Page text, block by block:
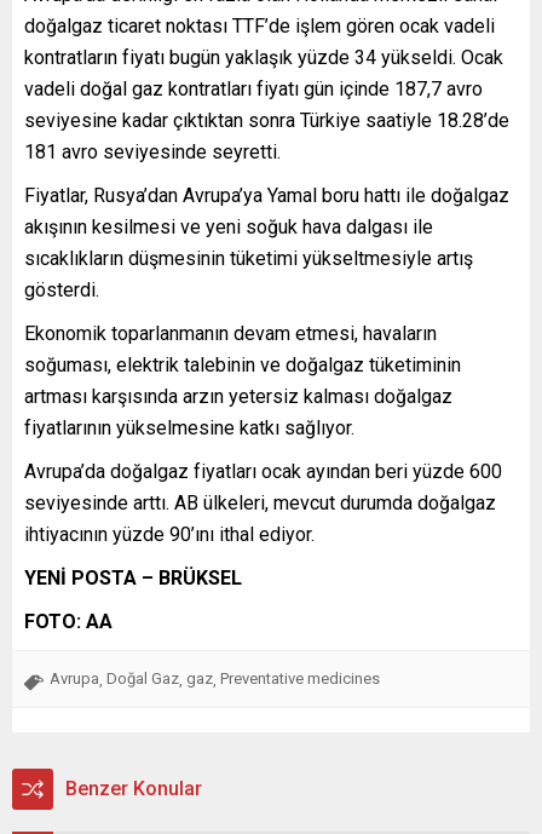
doğalgaz ticaret noktası TTF’de işlem gören ocak vadeli
kontratların fiyatı bugün yaklaşık yüzde 34 yükseldi. Ocak
vadeli doğal gaz kontratları fiyatı gün içinde 187,7 avro
seviyesine kadar çıktıktan sonra Türkiye saatiyle 18.28’de
181 avro seviyesinde seyretti.
Fiyatlar, Rusya’dan Avrupa’ya Yamal boru hattı ile doğalgaz
akışının kesilmesi ve yeni soğuk hava dalgası ile
sıcaklıkların düşmesinin tüketimi yükseltmesiyle artış
gösterdi.
Ekonomik toparlanmanın devam etmesi, havaların
soğuması, elektrik talebinin ve doğalgaz tüketiminin
artması karşısında arzın yetersiz kalması doğalgaz
fiyatlarının yükselmesine katkı sağlıyor.
Avrupa’da doğalgaz fiyatları ocak ayından beri yüzde 600
seviyesinde arttı. AB ülkeleri, mevcut durumda doğalgaz
ihtiyacının yüzde 90’ını ithal ediyor.
YENİ POSTA – BRÜKSEL
FOTO: AA
Avrupa Doğal Gaz gaz Preventative medicines
Benzer Konular